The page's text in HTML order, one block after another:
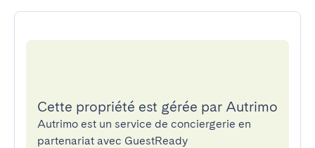
Cette propriété est gérée par Autrimo
Autrimo est un service de conciergerie en
partenariat avec GuestReady